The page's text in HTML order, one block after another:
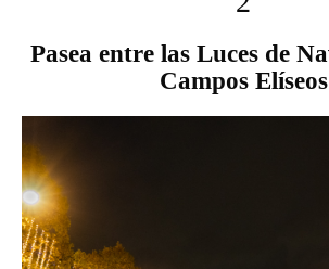
Pasea entre las Luces de Navidad de los
Campos Elíseos